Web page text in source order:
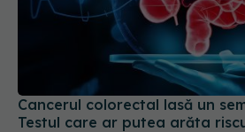
Cancerul colorectal lasă un
Testul care ar putea arăta